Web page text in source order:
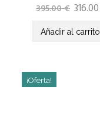
395.00€ 316.00
Añadir al carrito
¡Oferta!